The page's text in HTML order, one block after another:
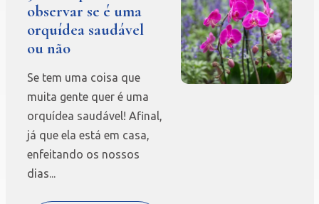
observar se é uma
orquídea saudável
ou não
Se tem uma coisa que
muita gente quer é uma
orquídea saudável! Afinal,
já que ela está em casa,
enfeitando os nossos
dias...